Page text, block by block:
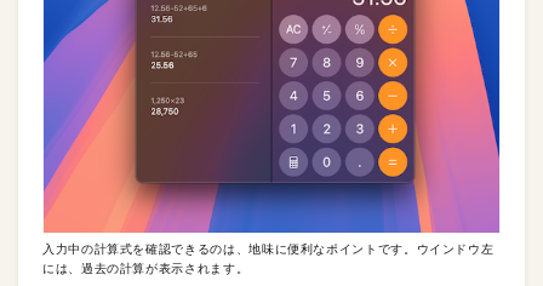
入力中の計算式を確認できるのは、地味に便利なポイントです。ウインドウ左
には、過去の計算が表示されます。